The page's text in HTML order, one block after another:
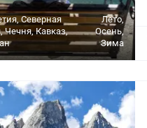
Северная
Чечня, Кавказ,
Лето,
Осень,
Зима